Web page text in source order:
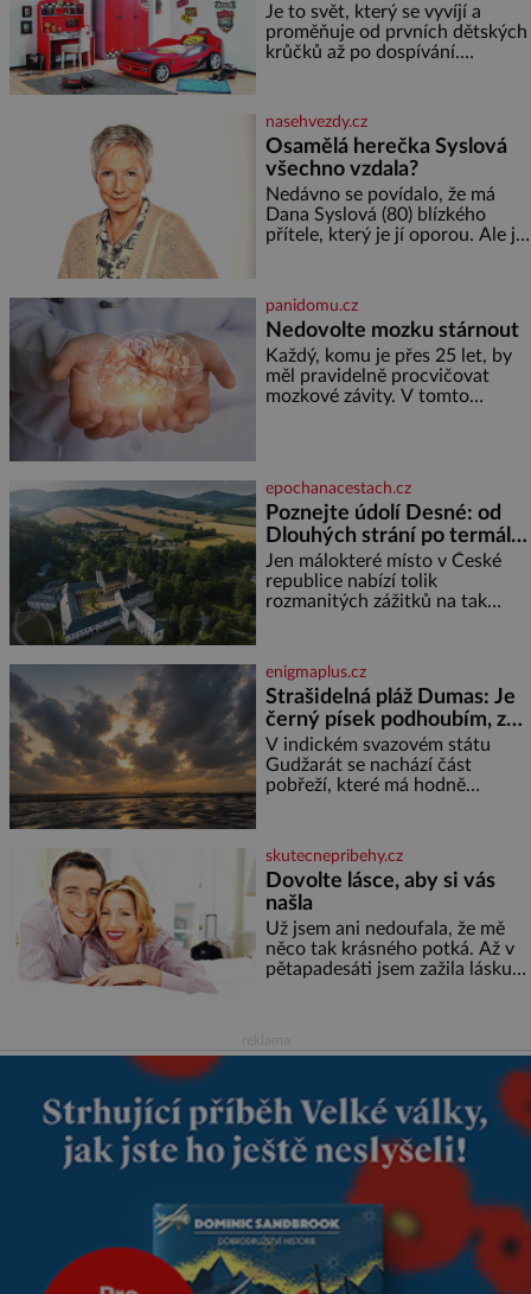
Je to svět, který se vyvíjí a
proměňuje od prvních dětských
krůčků až po dospívání.
soustředění i odpočinek a
reaguje na každou etapu života
a specifické potřeby dítěte. Pro
nejmenší je klíčová
jednoduchost, měkkost a
bezpečí, proto by pokoj
miminka měl působit především
nasehvezdy.cz
Osamělá herečka Syslová
všechno vzdala?
Nedávno se povídalo, že má
Dana Syslová (80) blízkého
přítele, který je jí oporou. Ale je
častěji mluví o svém odchodu.
Dohnala ji snad samota? Půs
panidomu.cz
Nedovolte mozku stárnout
Každý, komu je přes 25 let, by
měl pravidelně procvičovat
mozkové závity. V tomto
jméno kolegy z práce. Nebo
marně v paměti lovíte název
knížky, kterou jste nedávno
přečetli. Je to opravdu tak, s
věkem jako kdyby se paměť
rozhodla stávkovat. Cvičte
epochanacestach.cz
Poznejte údolí Desné: od
Dlouhých strání po termální
prameny
Jen málokteré místo v České
republice nabízí tolik
rozmanitých zážitků na tak
jediného dne můžete
nahlédnout do útrob jedné z
nejvýznamnějších vodních
elektráren v Evropě, vydat se na
horské hřebeny, projet se na
koloběžce a den zakončit
poznáváním památek ve
enigmaplus.cz
Strašidelná pláž Dumas: Je
černý písek podhoubím, ze
kterého roste zlo?
V indickém svazovém státu
Gudžarát se nachází část
pobřeží, které má hodně
Proč má pláž takové netypické
zbarvení? Nakolik jsou pravd
skutecnepribehy.cz
Dovolte lásce, aby si vás
našla
Už jsem ani nedoufala, že mě
něco tak krásného potká. Až v
pětapadesáti jsem zažila lásku
nás dali dohromady, Toník byl
dobře zaopatřený mladý muž.
Manželství nám oběma moc
nesvědčilo, brzy jsme zjistili, že